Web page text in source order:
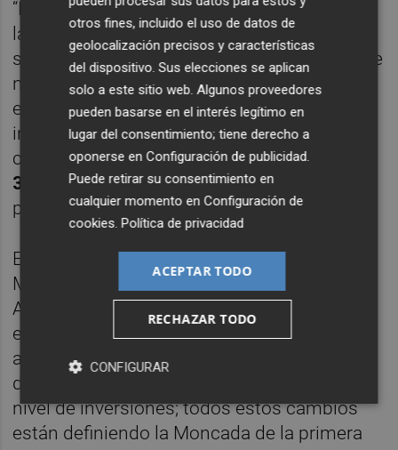
“Primaremos la funcionalidad por encima de
la estética”, sostienen ambos ediles. “Debe
ser un espacio que cubra las necesidades de
nuestros artistas, un edificio representativo
en el que prime la funcionalidad y que esté
integrado en el entorno”, explican. El
consistorio ha aprobado un presupuesto de
36.300 eurospara la redacción de este
proyecto.
Está previsto que el futuro auditorio de
Moncada ocupe la parcela colindante al
Ayuntamiento y al edificio de Hacienda,
espacio que actualmente se utiliza como
aparcamiento público. Tal como afirman
desde el consistorio, “el municipio avanza a
nivel de inversiones; todos estos cambios
están definiendo la Moncada de la primera
otros fines, incluido el uso de datos de
geolocalización precisos y características
del dispositivo. Sus elecciones se aplican
solo a este sitio web. Algunos proveedores
pueden basarse en el interés legítimo en
lugar del consentimiento; tiene derecho a
oponerse enConfiguración de publicidad
Puede retirar su consentimiento en
cualquier momento enConfiguración de
cookies .Política de privacidad
ACEPTAR TODO
RECHAZAR TODO
CONFIGURAR